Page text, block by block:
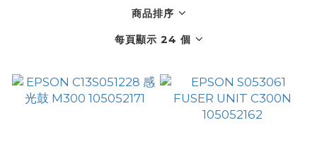
商品排序
每頁顯示 24 個